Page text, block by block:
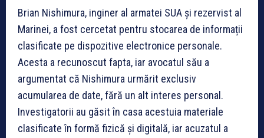
Brian Nishimura, inginer al armatei SUA și rezervist al
Marinei, a fost cercetat pentru stocarea de informații
clasificate pe dispozitive electronice personale.
Acesta a recunoscut fapta, iar avocatul său a
argumentat că Nishimura urmărit exclusiv
acumularea de date, fără un alt interes personal.
Investigatorii au găsit în casa acestuia materiale
clasificate în formă fizică și digitală, iar acuzatul a